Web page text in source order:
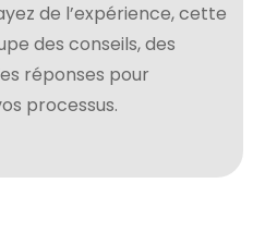
de l’expérience, cette
des conseils, des
réponses pour
processus.